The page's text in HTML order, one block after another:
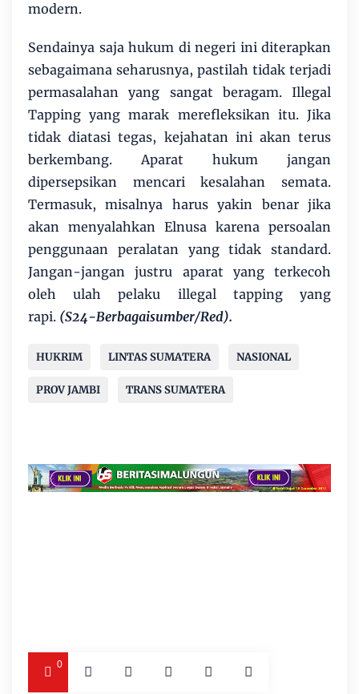
modern.
Sendainya saja hukum di negeri ini diterapkan
sebagaimana seharusnya, pastilah tidak terjadi
permasalahan yang sangat beragam. Illegal
Tapping yang marak merefleksikan itu. Jika
tidak diatasi tegas, kejahatan ini akan terus
berkembang. Aparat hukum jangan
dipersepsikan mencari kesalahan semata.
Termasuk, misalnya harus yakin benar jika
akan menyalahkan Elnusa karena persoalan
penggunaan peralatan yang tidak standard.
Jangan-jangan justru aparat yang terkecoh
oleh ulah pelaku illegal tapping yang
rapi. (S24-Berbagaisumber/Red).
HUKRIM LINTAS SUMATERA NASIONAL
PROV JAMBI TRANS SUMATERA
0